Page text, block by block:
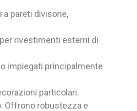
a pareti divisorie,
rivestimenti esterni di
impiegati principalmente
particolari.
Offrono robustezza e